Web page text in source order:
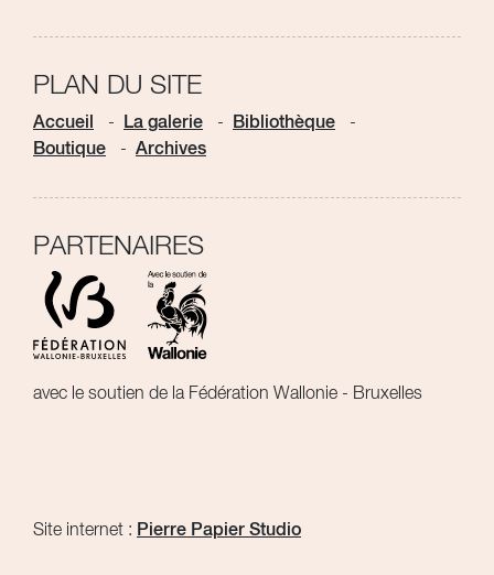
PLAN DU SITE
Accueil La galerie
Bibliothèque
Boutique
Archives
PARTENAIRES
avec le soutien de la Fédération Wallonie - Bruxelles
Site internet : Pierre Papier Studio